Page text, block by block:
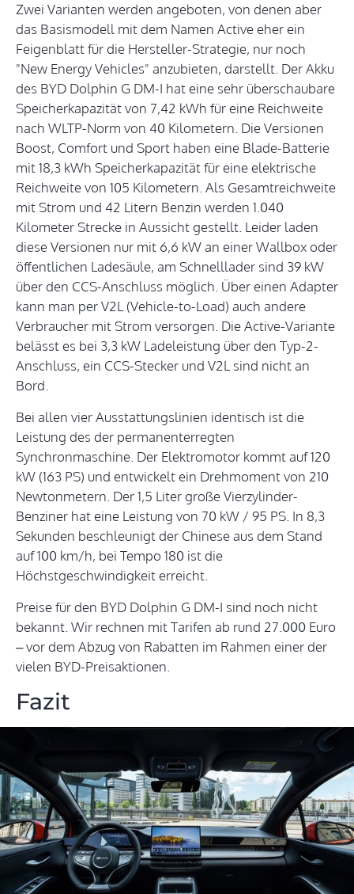
Zwei Varianten werden angeboten, von denen aber
das Basismodell mit dem Namen Active eher ein
Feigenblatt für die Hersteller-Strategie, nur noch
"New Energy Vehicles" anzubieten, darstellt. Der Akku
des BYD Dolphin G DM-I hat eine sehr überschaubare
Speicherkapazität von 7,42 kWh für eine Reichweite
nach WLTP-Norm von 40 Kilometern. Die Versionen
Boost, Comfort und Sport haben eine Blade-Batterie
mit 18,3 kWh Speicherkapazität für eine elektrische
Reichweite von 105 Kilometern. Als Gesamtreichweite
mit Strom und 42 Litern Benzin werden 1.040
Kilometer Strecke in Aussicht gestellt. Leider laden
diese Versionen nur mit 6,6 kW an einer Wallbox oder
öffentlichen Ladesäule, am Schnelllader sind 39 kW
über den CCS-Anschluss möglich. Über einen Adapter
kann man per V2L (Vehicle-to-Load) auch andere
Verbraucher mit Strom versorgen. Die Active-Variante
belässt es bei 3,3 kW Ladeleistung über den Typ-2-
Anschluss, ein CCS-Stecker und V2L sind nicht an
Bord.
Bei allen vier Ausstattungslinien identisch ist die
Leistung des der permanenterregten
Synchronmaschine. Der Elektromotor kommt auf 120
kW (163 PS) und entwickelt ein Drehmoment von 210
Newtonmetern. Der 1,5 Liter große Vierzylinder-
Benziner hat eine Leistung von 70 kW / 95 PS. In 8,3
Sekunden beschleunigt der Chinese aus dem Stand
auf 100 km/h, bei Tempo 180 ist die
Höchstgeschwindigkeit erreicht.
Preise für den BYD Dolphin G DM-I sind noch nicht
bekannt. Wir rechnen mit Tarifen ab rund 27.000 Euro
– vor dem Abzug von Rabatten im Rahmen einer der
vielen BYD-Preisaktionen.
Fazit